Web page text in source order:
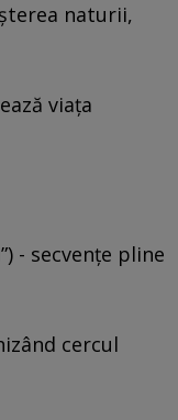
naturii,
viața
- secvențe pline
cercul